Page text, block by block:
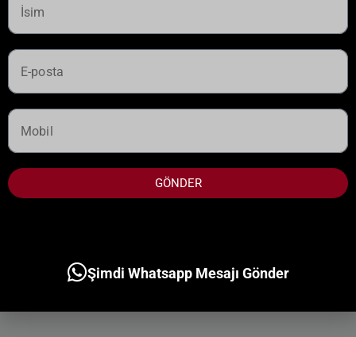
GÖNDER
Şimdi Whatsapp Mesajı Gönder